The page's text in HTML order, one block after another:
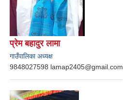
प्रेम बहादुर लामा
गाउँपालिका अध्यक्ष
9848027598 lamap2405@gmail.com